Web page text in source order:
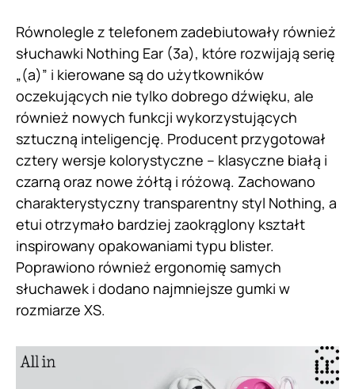
Równolegle z telefonem zadebiutowały również
słuchawki Nothing Ear (3a), które rozwijają serię
„(a)” i kierowane są do użytkowników
oczekujących nie tylko dobrego dźwięku, ale
również nowych funkcji wykorzystujących
sztuczną inteligencję. Producent przygotował
cztery wersje kolorystyczne – klasyczne białą i
czarną oraz nowe żółtą i różową. Zachowano
charakterystyczny transparentny styl Nothing, a
etui otrzymało bardziej zaokrąglony kształt
inspirowany opakowaniami typu blister.
Poprawiono również ergonomię samych
słuchawek i dodano najmniejsze gumki w
rozmiarze XS.